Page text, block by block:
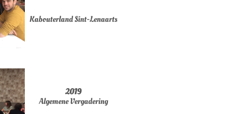
2019
Algemene Vergadering
Kabouterland Sint-Lenaarts